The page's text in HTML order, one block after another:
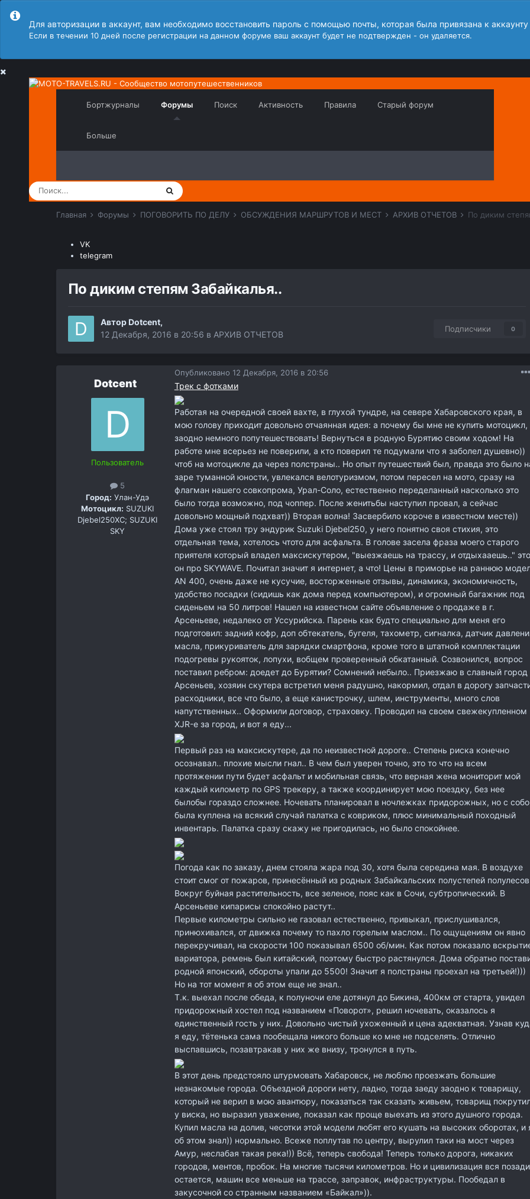
Для авторизации в аккаунт, вам необходимо восстановить пароль с помощью почты, которая была привязана к
Если в течении 10 дней после регистрации на данном форуме ваш аккаунт будет не подтвержден - он удаляется.
Бортжурналы Форумы Поиск Активность Правила Старый форум
Больше
Главная Форумы ПОГОВОРИТЬ ПО ДЕЛУ ОБСУЖДЕНИЯ МАРШРУТОВ И МЕСТ АРХИВ ОТЧЕТОВ По диким
VK
telegram
По диким степям Забайкалья..
Автор Dotcent,
12 Декабря, 2016 в 20:56 в АРХИВ ОТЧЕТОВ
Подписчики 0
Dotcent
Пользователь
5
Город: Улан-Удэ
Мотоцикл: SUZUKI
Djebel250XC; SUZUKI
SKY
Опубликовано 12 Декабря, 2016 в 20:56
Трек с фотками
Работая на очередной своей вахте, в глухой тундре, на севере Хабаровского края, в
мою голову приходит довольно отчаянная идея: а почему бы мне не купить мотоцикл,
заодно немного попутешествовать! Вернуться в родную Бурятию своим ходом! На
работе мне всерьез не поверили, а кто поверил те подумали что я заболел душевно))
чтоб на мотоцикле да через полстраны.. Но опыт путешествий был, правда это было
заре туманной юности, увлекался велотуризмом, потом пересел на мото, сразу на
флагман нашего совкопрома, Урал-Соло, естественно переделанный насколько это
было тогда возможно, под чоппер. После женитьбы наступил провал, а сейчас
довольно мощный подхват)) Вторая волна! Засвербило короче в известном месте))
Дома уже стоял тру эндурик Suzuki Djebel250, у него понятно своя стихия, это
отдельная тема, хотелось чтото для асфальта. В голове засела фраза моего старого
приятеля который владел максискутером, "выезжаешь на трассу, и отдыхааешь.." это
он про SKYWAVE. Почитал значит я интернет, а что! Цены в приморье на раннюю
AN 400, очень даже не кусучие, восторженные отзывы, динамика, экономичность,
удобство посадки (сидишь как дома перед компьютером), и огромный багажник под
сиденьем на 50 литров! Нашел на известном сайте объявление о продаже в г.
Арсеньеве, недалеко от Уссурийска. Парень как будто специально для меня его
подготовил: задний кофр, доп обтекатель, бугеля, тахометр, сигналка, датчик
масла, прикуриватель для зарядки смартфона, кроме того в штатной комплектации
подогревы рукояток, лопухи, вобщем проверенный обкатанный. Созвонился, вопрос
поставил ребром: доедет до Бурятии? Сомнений небыло.. Приезжаю в славный город
Арсеньев, хозяин скутера встретил меня радушно, накормил, отдал в дорогу
расходники, все что было, а еще канистрочку, шлем, инструменты, много слов
напутственных.. Оформили договор, страховку. Проводил на своем свежекупленном
XJR-е за город, и вот я еду...
Первый раз на максискутере, да по неизвестной дороге.. Степень риска конечно
осознавал.. плохие мысли гнал.. В чем был уверен точно, это то что на всем
протяжении пути будет асфальт и мобильная связь, что верная жена мониторит мой
каждый километр по GPS трекеру, а также координирует мою поездку, без нее
былобы гораздо сложнее. Ночевать планировал в ночлежках придорожных, но с
была куплена на всякий случай палатка с ковриком, плюс минимальный походный
инвентарь. Палатка сразу скажу не пригодилась, но было спокойнее.
Погода как по заказу, днем стояла жара под 30, хотя была середина мая. В воздухе
стоит смог от пожаров, принесённый из родных Забайкальских полустепей
Вокруг буйная растительность, все зеленое, пояс как в Сочи, субтропический. В
Арсеньеве кипарисы спокойно растут..
Первые километры сильно не газовал естественно, привыкал, прислушивался,
принюхивался, от движка почему то пахло горелым маслом.. По ощущениям он явно
перекручивал, на скорости 100 показывал 6500 об/мин. Как потом показало
вариатора, ремень был китайский, поэтому быстро растянулся. Дома обратно
родной японский, обороты упали до 5500! Значит я полстраны проехал на третьей!)))
Но на тот момент я об этом еще не знал..
Т.к. выехал после обеда, к полуночи еле дотянул до Бикина, 400км от старта, увидел
придорожный хостел под названием «Поворот», решил ночевать, оказалось я
единственный гость у них. Довольно чистый ухоженный и цена адекватная. Узнав
я еду, тётенька сама пообещала никого больше ко мне не подселять. Отлично
выспавшись, позавтракав у них же внизу, тронулся в путь.
В этот день предстояло штурмовать Хабаровск, не люблю проезжать большие
незнакомые города. Объездной дороги нету, ладно, тогда заеду заодно к товарищу,
который не верил в мою авантюру, показаться так сказать живьем, товарищ
у виска, но выразил уважение, показал как проще выехать из этого душного города.
Купил масла на долив, чесотки этой модели любят его кушать на высоких оборотах, и
об этом знал)) нормально. Всеже поплутав по центру, вырулил таки на мост через
Амур, неслабая такая река!)) Всё, теперь свобода! Теперь только дорога, никаких
городов, ментов, пробок. На многие тысячи километров. Но и цивилизация вся позади
остается, машин все меньше на трассе, заправок, инфраструктуры. Пообедал в
закусочной со странным названием «Байкал»)).